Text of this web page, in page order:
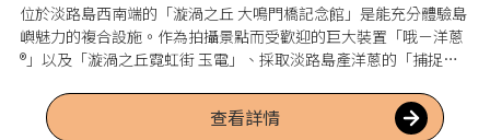
位於淡路島西南端的「漩渦之丘 大鳴門橋記念館」是能充分體驗島
嶼魅力的複合設施。作為拍攝景點而受歡迎的巨大裝置「哦－洋蔥
®」以及「漩渦之丘霓虹街 玉電」、採取淡路島產洋蔥的「捕捉洋
邊品嚐以島上新鮮食材製作料理的餐廳、屢獲殊榮的創意漢堡店、
體驗型博物館「渦潮科學館」、以及非常適合選購伴手禮的商店
查看詳情